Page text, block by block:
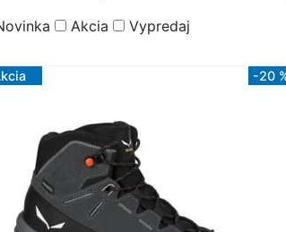
Akcia Vypredaj
-20